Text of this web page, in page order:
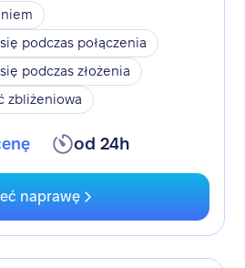
podczas połączenia
podczas złożenia
zbliżeniowa
od 24h
naprawę